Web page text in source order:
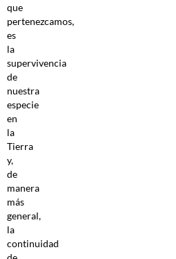
que
pertenezcamos,
es
la
supervivencia
de
nuestra
especie
en
la
Tierra
y,
de
manera
más
general,
la
continuidad